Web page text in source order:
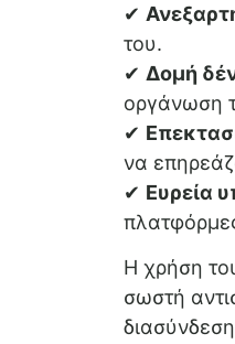
✔
του.
✔ Δομή
οργάνωση
✔
να
✔ Ευρεία
Η χρήση
σωστή